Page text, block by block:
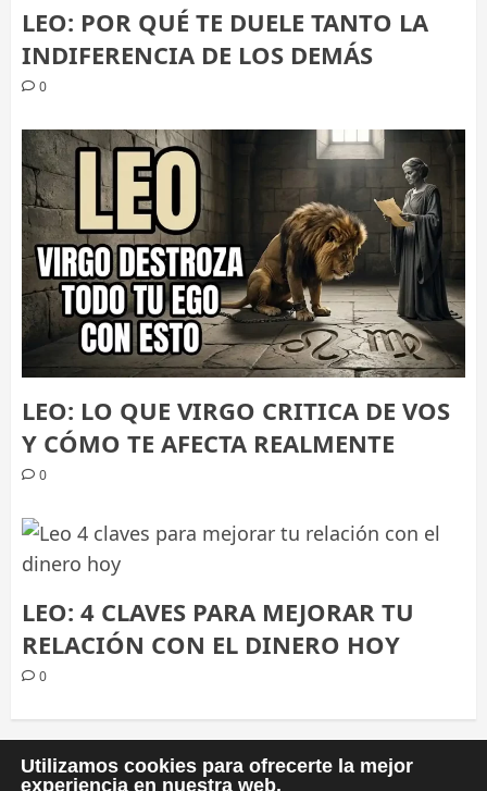
LEO: POR QUÉ TE DUELE TANTO LA
INDIFERENCIA DE LOS DEMÁS
0
LEO: LO QUE VIRGO CRITICA DE VOS
Y CÓMO TE AFECTA REALMENTE
0
LEO: 4 CLAVES PARA MEJORAR TU
RELACIÓN CON EL DINERO HOY
0
PAGINACIÓN
1 2 3 Siguiente
Utilizamos cookies para ofrecerte la mejor
experiencia en nuestra web.